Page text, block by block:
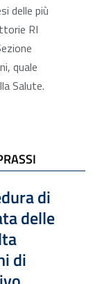
delle più
RI
quale
Salute.
di
delle
di
862.39 kB